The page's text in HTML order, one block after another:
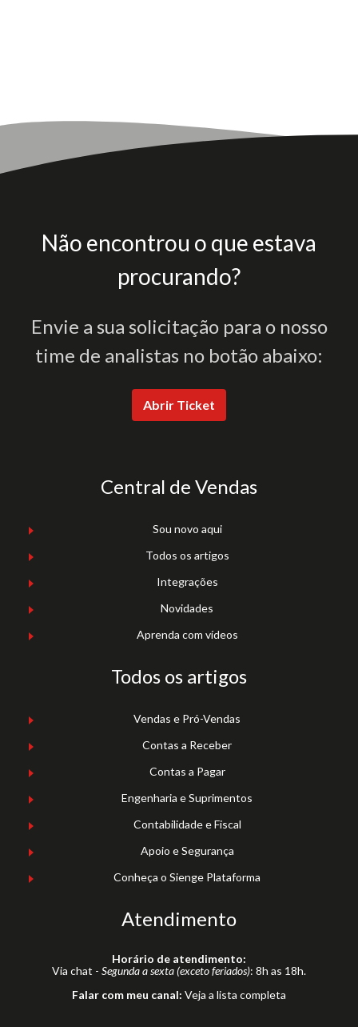
Não encontrou o que estava
procurando?
Envie a sua solicitação para o nosso
time de analistas no botão abaixo:
Abrir Ticket
Central de Vendas
Sou novo aqui
Todos os artigos
Integrações
Novidades
Aprenda com vídeos
Todos os artigos
Vendas e Pró-Vendas
Contas a Receber
Contas a Pagar
Engenharia e Suprimentos
Contabilidade e Fiscal
Apoio e Segurança
Conheça o Sienge Plataforma
Atendimento
Horário de atendimento:
Via chat - Segunda a sexta (exceto feriados): 8h as 18h.
Falar com meu canal: Veja a lista completa